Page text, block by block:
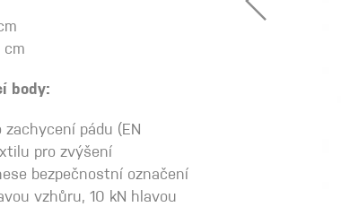
Ženy Kalhoty
Trika
cm
body:
pádu (EN
pro zvýšení
bezpečnostní označení
vzhůru, 10 kN hlavou